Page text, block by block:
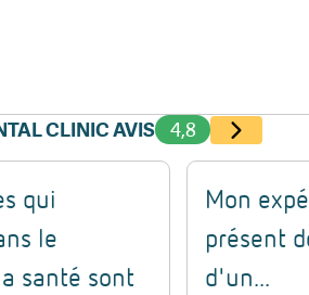
of talented dentists — and
CLINIC AVIS 4,8
qui
le
santé sont
Mon
présent
d'un...